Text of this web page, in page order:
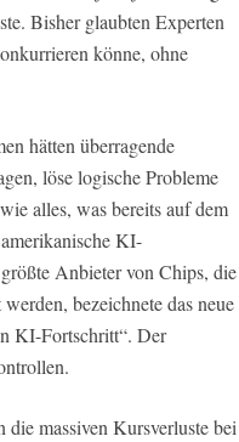
Bisher glaubten Experten
könne, ohne
hätten überragende
löse logische Probleme
alles, was bereits auf dem
KI-
Anbieter von Chips, die
bezeichnete das neue
KI-Fortschritt“. Der
die massiven Kursverluste bei